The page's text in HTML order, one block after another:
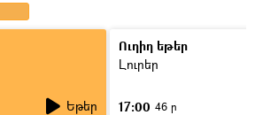
Եթեր
Ուղիղ եթեր
Լուրեր
17:00 46 ր